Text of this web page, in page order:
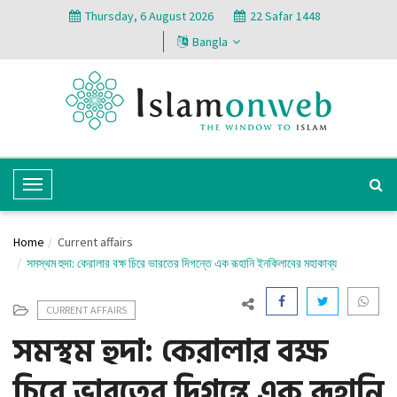
Thursday, 6 August 2026
22 Safar 1448
Bangla
T
o
g
l
N
a
v
i
Home
Current affairs
সমস্থম হুদা: কেরালার বক্ষ চিরে ভারতের দিগন্তে এক রূহানি ইনকিলাবের মহাকাব্য
CURRENT AFFAIRS
সমস্থম হুদা: কেরালার বক্ষ